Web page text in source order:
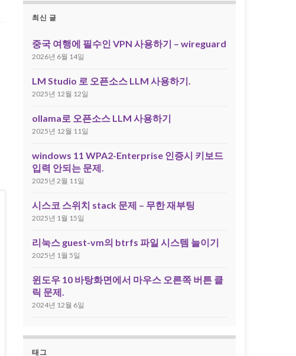
최신 글
중국 여행에 필수인 VPN 사용하기 – wireguard
2026년 6월 14일
LM Studio 로 오픈소스 LLM 사용하기.
2025년 12월 12일
ollama로 오픈소스 LLM 사용하기
2025년 12월 11일
windows 11 WPA2-Enterprise 인증시 키보드
입력 안되는 문제.
2025년 2월 11일
시스코 스위치 stack 문제 – 무한 재부팅
2025년 1월 15일
리눅스 guest-vm의 btrfs 파일 시스템 늘이기
2025년 1월 5일
윈도우 10 바탕화면에서 마우스 오른쪽 버튼 클
릭 문제.
2024년 12월 6일
태그